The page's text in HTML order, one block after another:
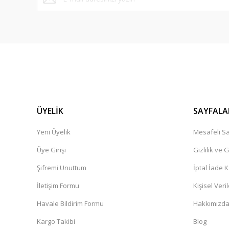
ÜYELİK
Yeni Üyelik
Üye Girişi
Şifremi Unuttum
İletişim Formu
Havale Bildirim Formu
Kargo Takibi
Mesafeli
Gizlilik ve
İptal İade
Kişisel
Hakkımızda
Blog